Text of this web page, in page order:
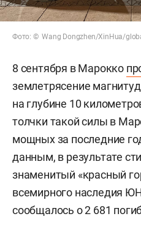
Фото: © Wang Dongzhen/XinHua/
8 сентября в Марокко
землетрясение
на глубине 10
толчки такой силы в
мощных за последние
данным, в результате
знаменитый «красный
всемирного наследия
сообщалось о 2 681